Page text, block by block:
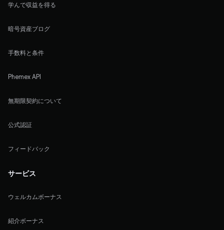
学んで収益を得る
暗号資産ブログ
手数料と条件
Phemex API
無期限契約について
公式認証
フィードバック
サービス
ウェルカムボーナス
紹介ボーナス